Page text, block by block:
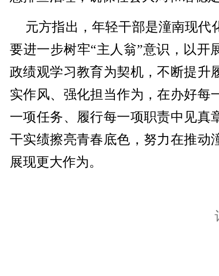
元方指出，年轻干部是潼南现代
要进一步树牢“主人翁”意识，以开
政绩观学习教育为契机，不断提升
实作风、强化担当作为，在办好每
一项任务、履行每一项职责中见真
干实绩擦亮青春底色，努力在推动
展现更大作为。